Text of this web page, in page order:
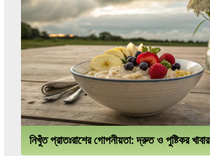
নিখুঁত প্রাতঃরাশের গোপনীয়তা: দ্রুত ও পুষ্টিকর খাবার